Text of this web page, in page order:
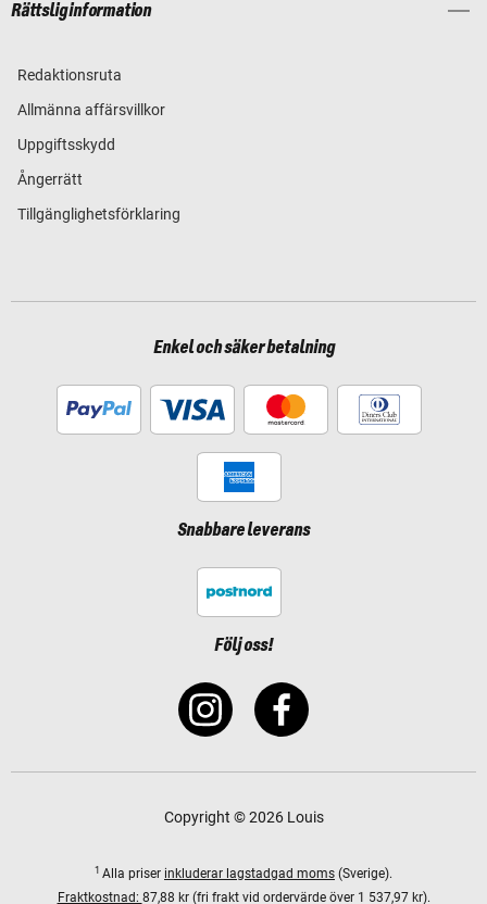
Rättslig information
Redaktionsruta
Allmänna affärsvillkor
Uppgiftsskydd
Ångerrätt
Tillgänglighetsförklaring
Enkel och säker betalning
Snabbare leverans
Följ oss!
Copyright © 2026 Louis
1 Alla priser inkluderar lagstadgad moms (Sverige).
Fraktkostnad: 87,88 kr (fri frakt vid ordervärde över 1 537,97 kr).